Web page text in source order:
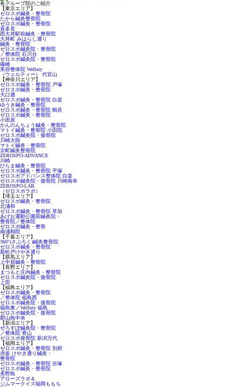
各グループ院のご紹介
【東京エリア】
ゼロスポ鍼灸・整骨院
たから鍼灸整骨院
ゼロスポ鍼灸・整骨院
喜多見
西大井駅前鍼灸・整骨院
大井町 みはらし通り
鍼灸・整骨院
ゼロスポ鍼灸院・整骨院
／整体院 石川台
ゼロスポ鍼灸院・整骨院
篠崎
美容整体院 Welluty
（ウェルティー） 代官山
【神奈川エリア】
ゼロスポ鍼灸・整骨院 戸塚
ゼロスポ鍼灸・整骨院
大口通
ゼロスポ鍼灸・整骨院 白楽
ゆうき鍼灸・整骨院
ゼロスポ鍼灸・整骨院 鶴見
ゼロスポ鍼灸・整骨院
小田原
かんのんちょう鍼灸・整骨院
マトイ鍼灸・整骨院 小田院
ゼロスポ鍼灸院・接骨院
川崎大師
マトイ鍼灸・整骨院
京町鍼灸整骨院
ZEROSPO-ADVANCE
川崎
ひらま鍼灸・整骨院
ゼロスポ鍼灸・整骨院 平塚
ゼロスポアドバンス整体院 白楽
ゼロスポ鍼灸院・接骨院 川崎南幸
ZEROSPO-LAB
（ゼロスポラボ）
【埼玉エリア】
ゼロスポ鍼灸・整骨院
北浦和
ゼロスポ鍼灸・整骨院 草加
あげお運動公園前鍼灸院・
整骨院／整体院
ゼロスポ鍼灸・整骨
南浦和院
【千葉エリア】
360°(さぶろく)鍼灸整骨院
ゼロスポ鍼灸・整骨院
新松戸けやき通り
【群馬エリア】
上中居鍼灸・整骨院
【長野エリア】
まつもと庄内鍼灸・整骨院
ゼロスポ鍼灸院・接骨院
上田
【福島エリア】
ゼロスポ鍼灸・整骨院
／整体院 福島西
ゼロスポ鍼灸院・接骨院
福島東／Welluty 福島
ゼロスポ鍼灸院・接骨院
郡山島中央
【新潟エリア】
ぜろすぽ鍼灸院・整骨院
／整体院 青山
ゼロスポ接骨院 新潟万代
【福岡エリア】
ゼロスポ鍼灸・整骨院 別府
赤坂 けやき通り鍼灸・
整骨院
ゼロスポ鍼灸・整骨院 吉塚
ゼロスポ鍼灸・整骨院
美野島
アローズラボ＆
ジムマークイズ福岡ももち